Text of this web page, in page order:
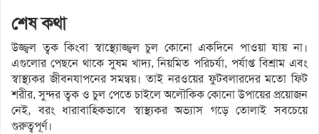
শেষ কথা
উজ্জ্বল ত্বক কিংবা স্বাস্থ্যোজ্জ্বল চুল কোনো একদিনে পাওয়া যায় না।
এগুলোর পেছনে থাকে সুষম খাদ্য, নিয়মিত পরিচর্যা, পর্যাপ্ত বিশ্রাম এবং
স্বাস্থ্যকর জীবনযাপনের সমন্বয়। তাই নরওয়ের ফুটবলারদের মতো ফিট
শরীর, সুন্দর ত্বক ও চুল পেতে চাইলে অলৌকিক কোনো উপায়ের প্রয়োজন
নেই, বরং ধারাবাহিকভাবে স্বাস্থ্যকর অভ্যাস গড়ে তোলাই সবচেয়ে
গুরুত্বপূর্ণ।